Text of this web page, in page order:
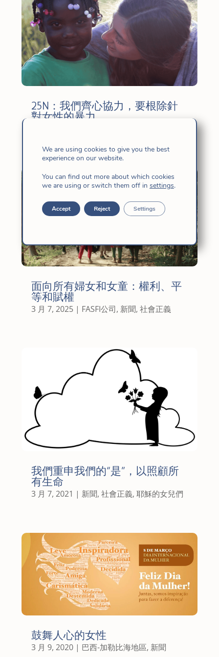
25N：我們齊心協力，要根除針
對女性的暴力
面向所有婦女和女童：權利、平
等和賦權
3 月 7, 2025| FASFI公司, 新聞, 社會正義
我們重申我們的“是”，以照顧所
有生命
3 月 7, 2021 | 新聞, 社會正義, 耶穌的女兒們
鼓舞人心的女性
3 月 9, 2020| 巴西-加勒比海地區, 新聞
We are using cookies to give you the best
experience on our website.
You can find out more about which cookies
we are using or switch them off in settings.
Accept Reject Settings